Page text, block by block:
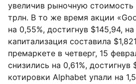
увеличив рыночную
трлн. В то же время акции
на 0,55%, достигнув $145,94,
капитализация составила
премаркете в четверг, 15
снизились на 0,61%, достигнув
котировки Alphabet упали на